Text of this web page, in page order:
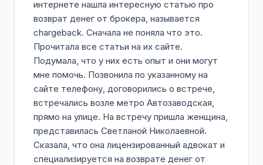
интернете нашла интересную статью про
возврат денег от брокера, называется
chargeback. Сначала не поняла что это.
Прочитала все статьи на их сайте.
Подумала, что у них есть опыт и они могут
мне помочь. Позвонила по указанному на
сайте телефону, договорились о встрече,
встречались возле метро Автозаводская,
прямо на улице. На встречу пришла женщина,
представилась Светланой Николаевной.
Сказала, что она лицензированный адвокат и
специализируется на возврате денег от